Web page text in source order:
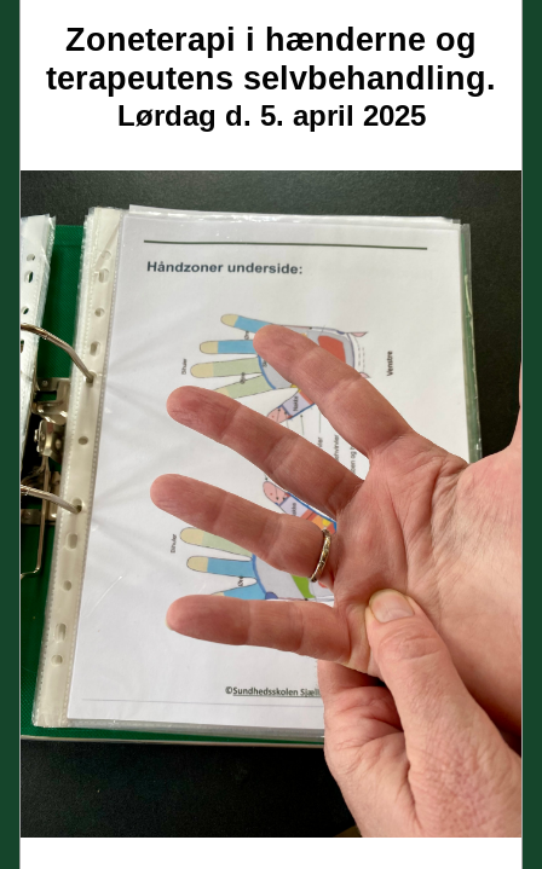
Zoneterapi i hænderne og
terapeutens selvbehandling.
Lørdag d. 5. april 2025